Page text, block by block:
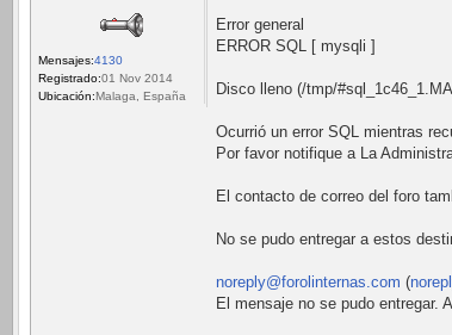
Mensajes:4130
Registrado:01 Nov 2014
Ubicación:Malaga, España
Error general
ERROR SQL [ mysqli ]
Disco lleno (/tmp/
Ocurrió un error SQL mientras
Por favor notifique a La
El contacto de correo del foro
No se pudo entregar a estos
noreply@forolinternas.com (
El mensaje no se pudo entregar.